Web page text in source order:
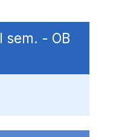
sem. - OB